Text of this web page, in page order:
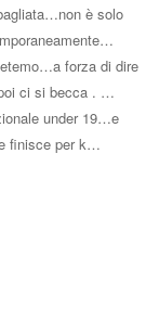
è solo
forza di dire
ci si becca . …
under 19…e
finisce per k…